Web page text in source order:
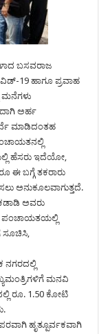
ಬಸವರಾಜ
19 ಹಾಗೂ ಪ್ರವಾಹ
ಮನೆಗಳು
ಅರ್ಹ
ಮಾಡಿದಂತಹ
ಹೆಸರು ಇದೆಯೋ,
ಈ ಬಗ್ಗೆ ತಕರಾರು
ಅನುಕೂಲವಾಗುತ್ತದೆ.
ಅವರು
ಪಂಚಾಯತಯಲ್ಲಿ
ಸೂಚಿಸಿ,
ನಗರದಲ್ಲಿ
ಮನವಿ
ರೂ. 1.50 ಕೋಟಿ
ಹೃತ್ಪೂರ್ವಕವಾಗಿ